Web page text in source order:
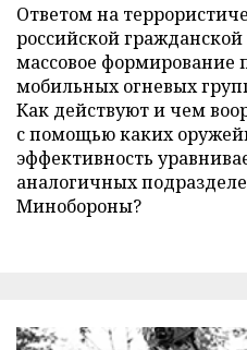
Ответом на
российской
массовое формирование
мобильных огневых
Как действуют и чем
с помощью каких
эффективность
аналогичных
Минобороны?